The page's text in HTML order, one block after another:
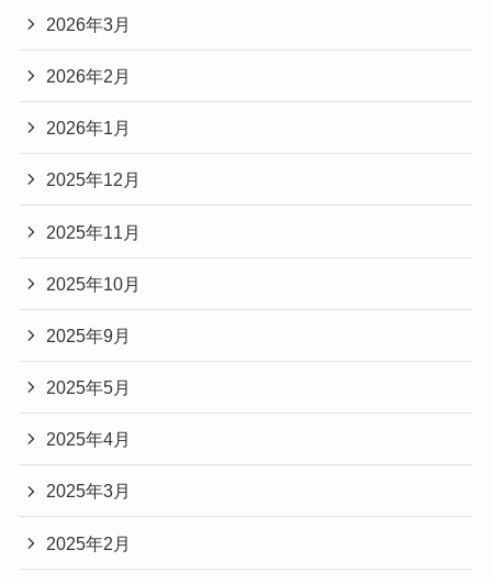
2026年3月
2026年2月
2026年1月
2025年12月
2025年11月
2025年10月
2025年9月
2025年5月
2025年4月
2025年3月
2025年2月